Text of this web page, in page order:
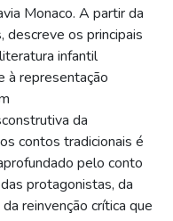
Monaco. A partir da
descreve os principais
infantil
à representação
da
contos tradicionais é
pelo conto
protagonistas, da
reinvenção crítica que